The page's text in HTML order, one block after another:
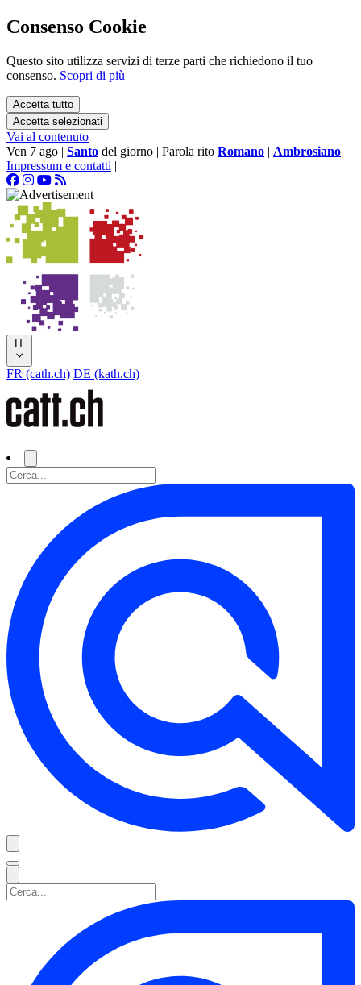
Consenso Cookie
Questo sito utilizza servizi di terze parti che richiedono il tuo
consenso. Scopri di più
Accetta tutto
Accetta selezionati
Vai al contenuto
Ven 7 ago | Santo del giorno | Parola rito Romano | Ambrosiano
Impressum e contatti |
IT
FR (cath.ch) DE (kath.ch)